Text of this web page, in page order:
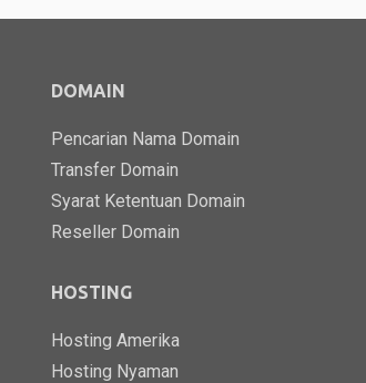
DOMAIN
Pencarian Nama Domain
Transfer Domain
Syarat Ketentuan Domain
Reseller Domain
HOSTING
Hosting Amerika
Hosting Nyaman